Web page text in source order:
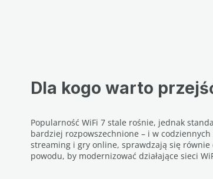
Dla kogo warto
Popularność WiFi 7 stale rośnie, jednak
bardziej rozpowszechnione – i w
streaming i gry online, sprawdzają się
powodu, by modernizować działające sieci